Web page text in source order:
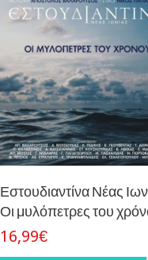
Εστουδιαντίνα Νέας
Οι μυλόπετρες του
16,99€